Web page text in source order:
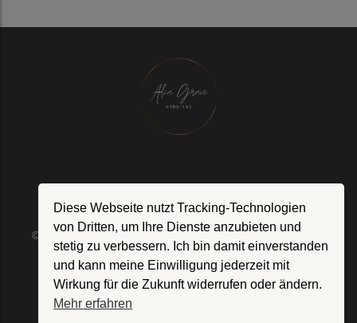
Datenschutz Impressum
© 2025 Copyright – Alia Grace Weddings
Diese Webseite nutzt Tracking-Technologien
von Dritten, um Ihre Dienste anzubieten und
stetig zu verbessern. Ich bin damit einverstanden
und kann meine Einwilligung jederzeit mit
Wirkung für die Zukunft widerrufen oder ändern.
Mehr erfahren